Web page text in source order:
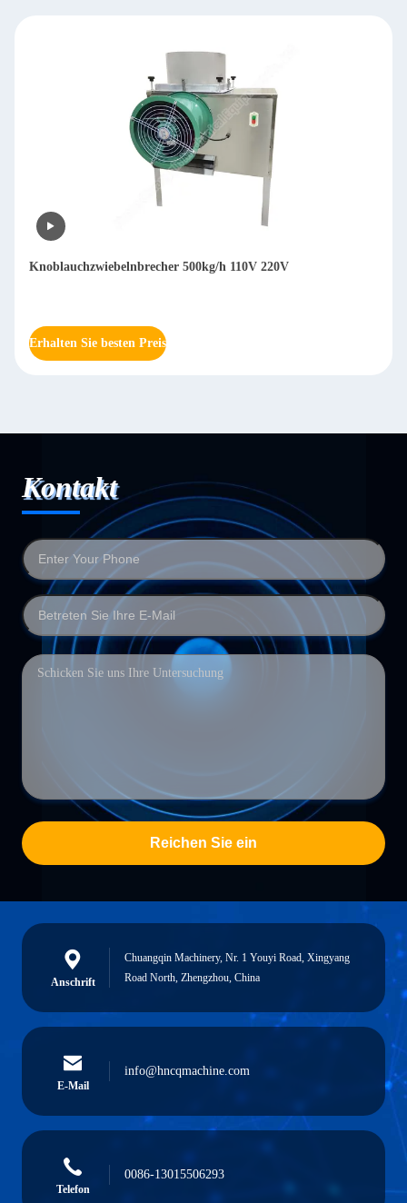
Zwiebelschälmaschine und Zwiebelhautschälmaschine 500 kg/h
Erhalten Sie besten Preis
Kontakt
Reichen Sie ein
Anschrift
Chuangqin Machinery, Nr. 1 Youyi Road, Xingyang
Road North, Zhengzhou, China
E-Mail
info@hncqmachine.com
Telefon
0086-13015506293